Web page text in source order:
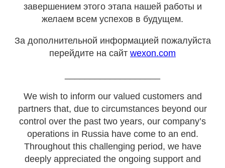
завершением этого этапа нашей работы и
желаем всем успехов в будущем.
За дополнительной информацией пожалуйста
перейдите на сайт wexon.com
We wish to inform our valued customers and
partners that, due to circumstances beyond our
control over the past two years, our company’s
operations in Russia have come to an end.
Throughout this challenging period, we have
deeply appreciated the ongoing support and